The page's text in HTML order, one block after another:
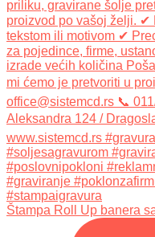
Štampa Roll Up banera